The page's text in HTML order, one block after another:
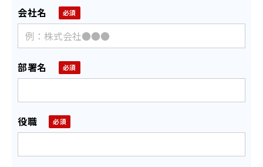
会社名
部署名
役職